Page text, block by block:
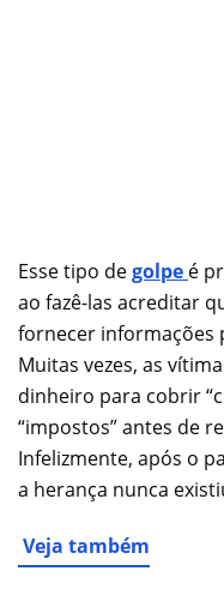
Esse tipo degolpe é
ao fazê-las acreditar
fornecer informações
Muitas vezes, as
dinheiro para cobrir
“impostos” antes de
Infelizmente, após o
a herança nunca
Veja também